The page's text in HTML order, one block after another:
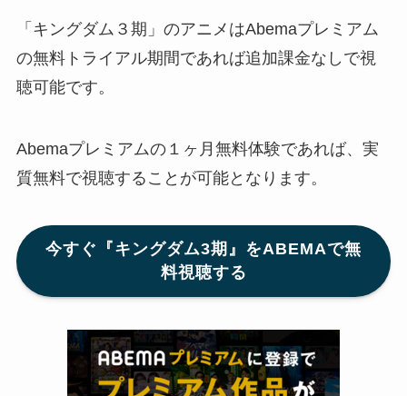
「キングダム３期」のアニメはAbemaプレミアム
の無料トライアル期間であれば追加課金なしで視
聴可能です。
Abemaプレミアムの１ヶ月無料体験であれば、実
質無料で視聴することが可能となります。
今すぐ『キングダム3期』をABEMAで無
料視聴する